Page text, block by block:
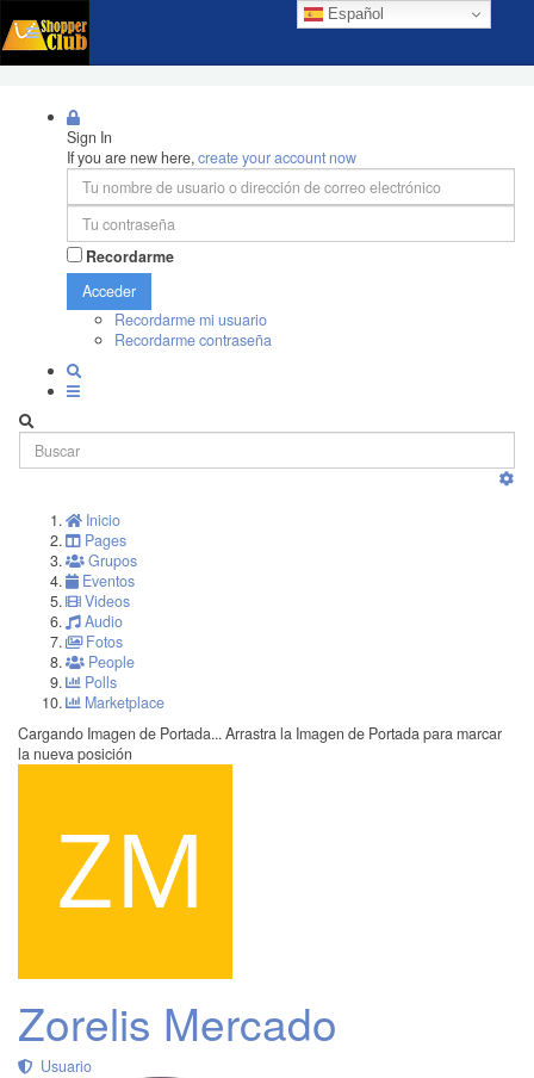
Español
Sign In
If you are new here,create your account now
Recordarme
Acceder
Recordarme mi usuario
Recordarme contraseña
Inicio
Pages
Grupos
Eventos
Videos
Audio
Fotos
People
Polls
Marketplace
Cargando Imagen de Portada... Arrastra la Imagen de Portada para marcar
la nueva posición
Zorelis Mercado
Usuario